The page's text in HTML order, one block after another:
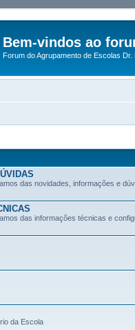
Bem-vindos ao
Forum do Agrupamento de Escolas Dr.
das novidades, informações e
das informações técnicas e
da Escola